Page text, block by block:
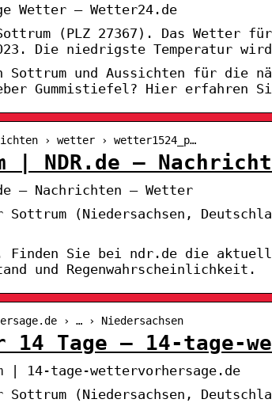
Wetter – Wetter24.de
(PLZ 27367). Das Wetter
Die niedrigste Temperatur
und Aussichten für die
Gummistiefel? Hier erfahren
› wetter › wetter1524_p…
| NDR.de –
– Nachrichten – Wetter
Sottrum (Niedersachsen,
Finden Sie bei ndr.de die
und Regenwahrscheinlichkeit.
› … › Niedersachsen
14 Tage – 14-tage-
| 14-tage-wettervorhersage.de
Sottrum (Niedersachsen,